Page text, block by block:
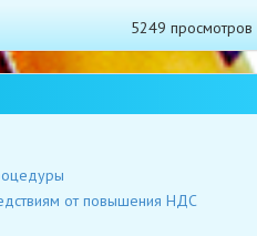
5249 просмотров
от повышения НДС